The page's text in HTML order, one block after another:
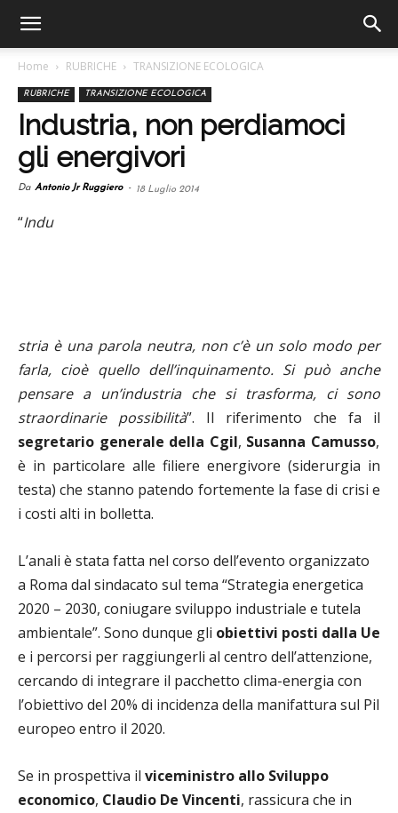
Home RUBRICHE TRANSIZIONE ECOLOGICA
RUBRICHE TRANSIZIONE ECOLOGICA
Industria, non perdiamoci
gli energivori
Da Antonio Jr Ruggiero - 18 Luglio 2014
“Indu
stria è una parola neutra, non c’è un solo modo per
farla, cioè quello dell’inquinamento. Si può anche
pensare a un’industria che si trasforma, ci sono
straordinarie possibilità”. Il riferimento che fa il
segretario generale della Cgil, Susanna Camusso,
è in particolare alle filiere energivore (siderurgia in
testa) che stanno patendo fortemente la fase di crisi e
i costi alti in bolletta.
L’anali è stata fatta nel corso dell’evento organizzato
a Roma dal sindacato sul tema “Strategia energetica
2020 – 2030, coniugare sviluppo industriale e tutela
ambientale”. Sono dunque gli obiettivi posti dalla Ue
e i percorsi per raggiungerli al centro dell’attenzione,
cercando di integrare il pacchetto clima-energia con
l’obiettivo del 20% di incidenza della manifattura sul Pil
europeo entro il 2020.
Se in prospettiva il viceministro allo Sviluppo
economico, Claudio De Vincenti, rassicura che in